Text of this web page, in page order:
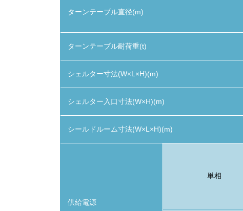
ターンテーブル直径(m)
ターンテーブル耐荷重(t)
シェルター寸法(W×L×H)(m)
シェルター入口寸法(W×H)(m)
シールドルーム寸法(W×L×H)(m)
供給電源
単相